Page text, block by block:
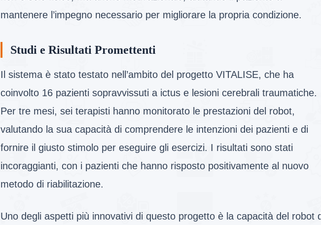
mantenere l’impegno necessario per migliorare la propria condizione.
Studi e Risultati Promettenti
Il sistema è stato testato nell’ambito del progetto VITALISE, che ha
coinvolto 16 pazienti sopravvissuti a ictus e lesioni cerebrali traumatiche.
Per tre mesi, sei terapisti hanno monitorato le prestazioni del robot,
valutando la sua capacità di comprendere le intenzioni dei pazienti e di
fornire il giusto stimolo per eseguire gli esercizi. I risultati sono stati
incoraggianti, con i pazienti che hanno risposto positivamente al nuovo
metodo di riabilitazione.
Uno degli aspetti più innovativi di questo progetto è la capacità del robot